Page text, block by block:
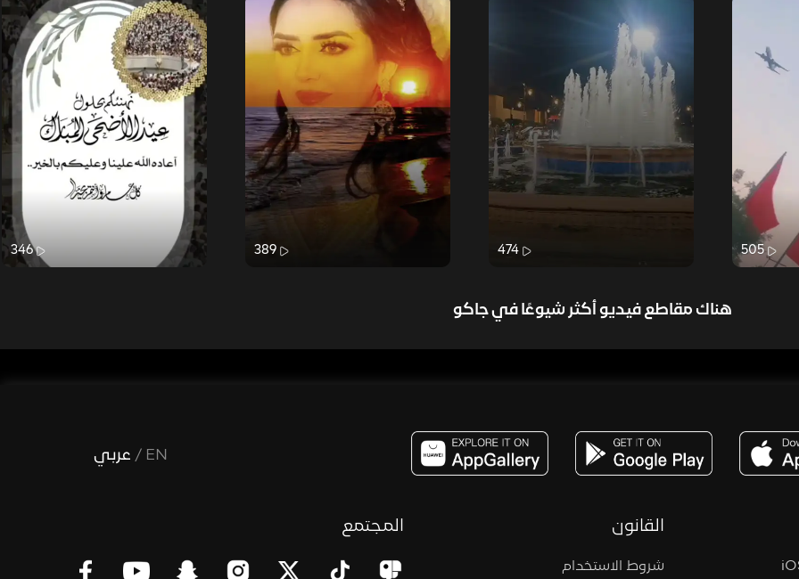
505
474
389
346
هناك مقاطع فيديو أكثر شيوعًا في جاكو
EN
/ عربي
القانون
شروط الاستخدام
المجتمع